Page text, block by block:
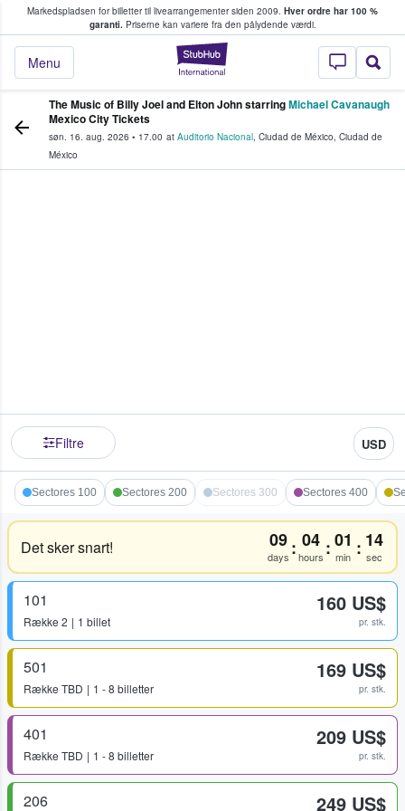
Markedspladsen for billetter til livearrangementer siden 2009. Hver ordre har 100 %
garanti.Priserne kan variere fra den pålydende værdi.
StubHub - Hvor
Menu
køber og sælger billetter
The Music of Billy Joel and Elton John starringMichael Cavanaugh
Mexico City Tickets
søn. 16. aug. 2026 • 17.00 at Auditorio Nacional, Ciudad de México, Ciudad de
México
Filtre USD
Sectores 100 Sectores 200 Sectores 300 Sectores 400
Det sker snart! 09
days : 04
hours :01
min : 14
sec
101
Række 2 1 billet
160 US$
pr. stk.
501
Række TBD 1 - 8 billetter
169 US$
pr. stk.
401
Række TBD 1 - 8 billetter
209 US$
pr. stk.
206 249 US$